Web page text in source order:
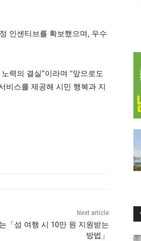
인센티브를 확보했으며, 우수
력의 결실”이라며 “앞으로도
비스를 제공해 시민 행복과 지
Next article
「섬 여행 시 10만 원 지원받는
방법」